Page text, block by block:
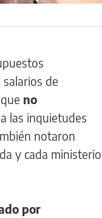
salarios de
no
las inquietudes
notaron
y cada ministerio
por